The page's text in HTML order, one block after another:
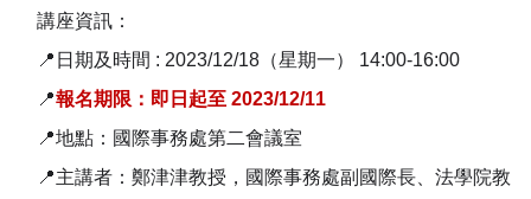
講座資訊：
📍日期及時間 : 2023/12/18 （星期一）
14:00-16:00
📍報名期限：即日起至 2023/12/11
📍地點：國際事務處第二會議室
📍主講者：鄭津津教授，國際事務處副國際長、法學院教